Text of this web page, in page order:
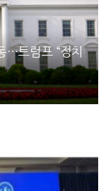
…트럼프 “정치